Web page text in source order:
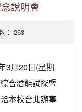
說明會
： 263
3月20日(星期
合潛能試探暨
本校台北辦事